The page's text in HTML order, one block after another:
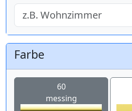
Farbe
60
messing